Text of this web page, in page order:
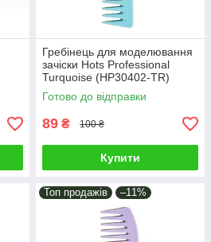
Гребінець для моделювання
зачіски Hots Professional
Turquoise (HP30402-TR)
Готово до відправки
89 ₴ 100 ₴
Купити
Топ продажів –11%